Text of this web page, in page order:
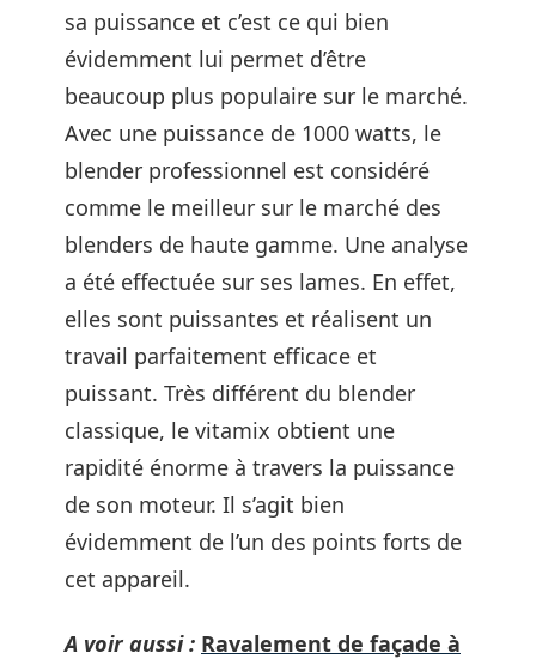
sa puissance et c’est ce qui bien
évidemment lui permet d’être
beaucoup plus populaire sur le marché.
Avec une puissance de 1000 watts, le
blender professionnel est considéré
comme le meilleur sur le marché des
blenders de haute gamme. Une analyse
a été effectuée sur ses lames. En effet,
elles sont puissantes et réalisent un
travail parfaitement efficace et
puissant. Très différent du blender
classique, le vitamix obtient une
rapidité énorme à travers la puissance
de son moteur. Il s’agit bien
évidemment de l’un des points forts de
cet appareil.
A voir aussi : Ravalement de façade à